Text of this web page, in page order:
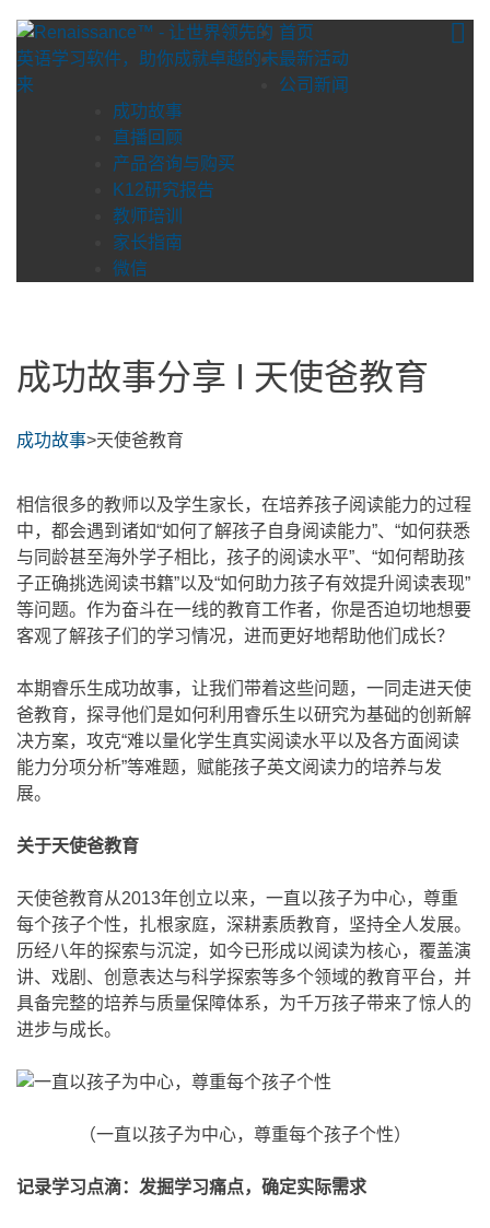
content
首页
最新活动
公司新闻
成功故事
直播回顾
产品咨询与购买
K12研究报告
教师培训
家长指南
微信
成功故事分享 l 天使爸教育
成功故事>天使爸教育
相信很多的教师以及学生家长，在培养孩子阅读能力的过程
中，都会遇到诸如“如何了解孩子自身阅读能力”、“如何获悉
与同龄甚至海外学子相比，孩子的阅读水平”、“如何帮助孩
子正确挑选阅读书籍”以及“如何助力孩子有效提升阅读表现”
等问题。作为奋斗在一线的教育工作者，你是否迫切地想要
客观了解孩子们的学习情况，进而更好地帮助他们成长？
本期睿乐生成功故事，让我们带着这些问题，一同走进天使
爸教育，探寻他们是如何利用睿乐生以研究为基础的创新解
决方案，攻克“难以量化学生真实阅读水平以及各方面阅读
能力分项分析”等难题，赋能孩子英文阅读力的培养与发
展。
关于天使爸教育
天使爸教育从2013年创立以来，一直以孩子为中心，尊重
每个孩子个性，扎根家庭，深耕素质教育，坚持全人发展。
历经八年的探索与沉淀，如今已形成以阅读为核心，覆盖演
讲、戏剧、创意表达与科学探索等多个领域的教育平台，并
具备完整的培养与质量保障体系，为千万孩子带来了惊人的
进步与成长。
（一直以孩子为中心，尊重每个孩子个性）
记录学习点滴：发掘学习痛点，确定实际需求